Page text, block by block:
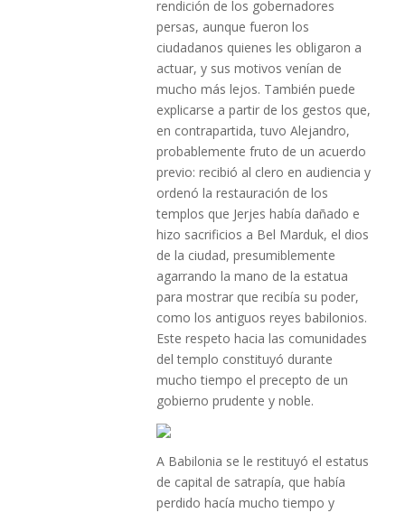
rendición de los gobernadores
persas, aunque fueron los
ciudadanos quienes les obligaron a
actuar, y sus motivos venían de
mucho más lejos. También puede
explicarse a partir de los gestos que,
en contrapartida, tuvo Alejandro,
probablemente fruto de un acuerdo
previo: recibió al clero en audiencia y
ordenó la restauración de los
templos que Jerjes había dañado e
hizo sacrificios a Bel Marduk, el dios
de la ciudad, presumiblemente
agarrando la mano de la estatua
para mostrar que recibía su poder,
como los antiguos reyes babilonios.
Este respeto hacia las comunidades
del templo constituyó durante
mucho tiempo el precepto de un
gobierno prudente y noble.
A Babilonia se le restituyó el estatus
de capital de satrapía, que había
perdido hacía mucho tiempo y